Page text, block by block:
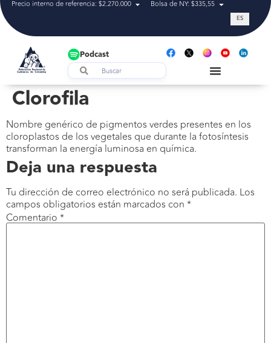
Precio interno de referencia: $2.270.000 Bolsa de NY: $335,55 Tasa de
ES
Podcast
Clorofila
Nombre genérico de pigmentos verdes presentes en los
cloroplastos de los vegetales que durante la fotosíntesis
transforman la energía luminosa en química.
Deja una respuesta
Tu dirección de correo electrónico no será publicada. Los
campos obligatorios están marcados con *
Comentario *